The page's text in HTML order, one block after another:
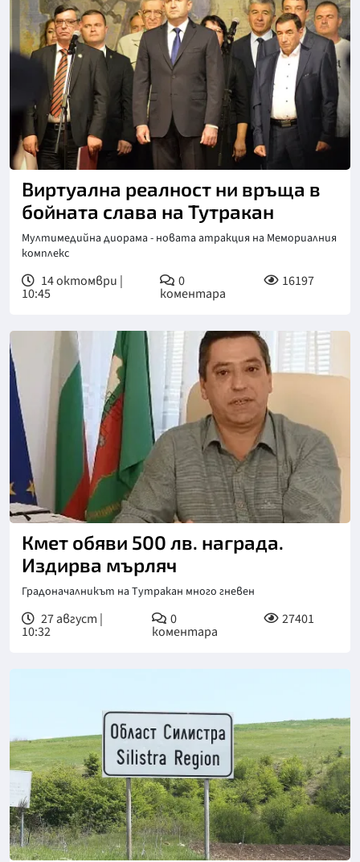
Виртуална реалност ни връща в
бойната слава на Тутракан
Мултимедийна диорама - новата атракция на Мемориалния
комплекс
14 октомври |
10:45
0
коментара
16197
Кмет обяви 500 лв. награда.
Издирва мърляч
Градоначалникът на Тутракан много гневен
27 август |
10:32
0
коментара
27401